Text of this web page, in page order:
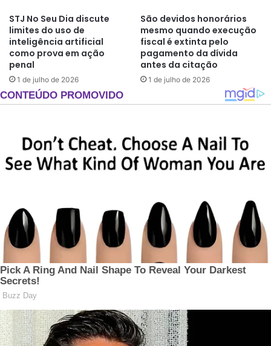
STJ No Seu Dia discute
limites do uso de
inteligência artificial
como prova em ação
penal
1 de julho de 2026
São devidos honorários
mesmo quando execução
fiscal é extinta pelo
pagamento da dívida
antes da citação
1 de julho de 2026